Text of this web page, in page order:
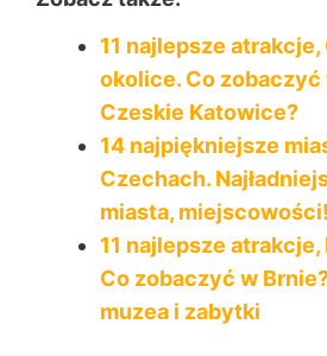
11 najlepsze atrakcje,
okolice. Co zobaczyć
Czeskie Katowice?
14 najpiękniejsze
Czechach.
miasta, miejscowości!
11 najlepsze
Co zobaczyć w
muzea i zabytki